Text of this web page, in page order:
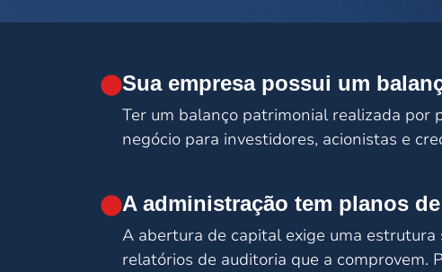
Sua empresa possui um
Ter um balanço patrimonial realizada por
negócio para investidores, acionistas e
A administração tem planos
A abertura de capital exige uma
relatórios de auditoria que a comprovem.